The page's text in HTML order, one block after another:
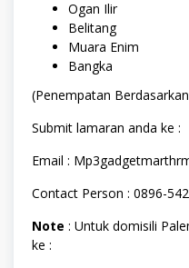
Ogan Ilir
Belitang
Muara Enim
Bangka
(Penempatan
Submit lamaran anda ke :
Email :
Contact Person : 0896-
Note : Untuk domisili
ke :